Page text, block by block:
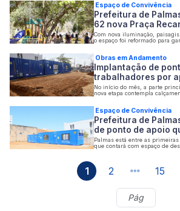
Espaço de Convivência
Prefeitura de
62 nova Praça
Com nova iluminação,
o espaço foi reformado para
Obras em Andamento
Implantação de
trabalhadores por
No início do mês, a parte
nova etapa contempla
Espaço de Convivência
Prefeitura de
de ponto de apoio
Palmas está entre as
que contará com espaço de
1 2 15